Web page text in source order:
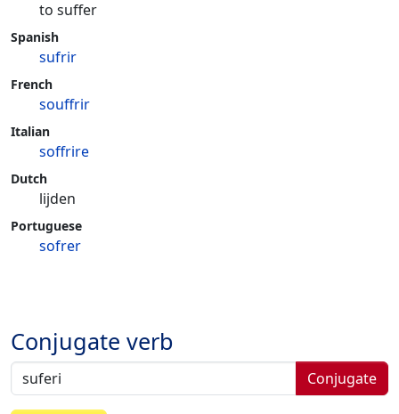
to suffer
Spanish
sufrir
French
souffrir
Italian
soffrire
Dutch
lijden
Portuguese
sofrer
Conjugate verb
Conjugate